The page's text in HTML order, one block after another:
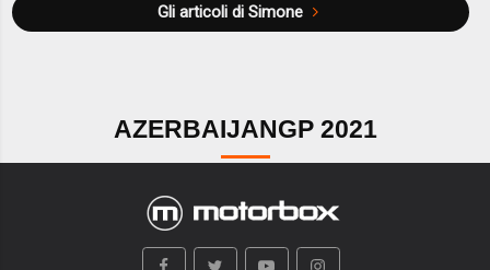
Gli articoli di Simone
AZERBAIJANGP 2021